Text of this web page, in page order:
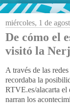
miércoles, 1 de
De cómo el
visitó la
A través de las
recordaba la
RTVE.es/alacarta el
narran los